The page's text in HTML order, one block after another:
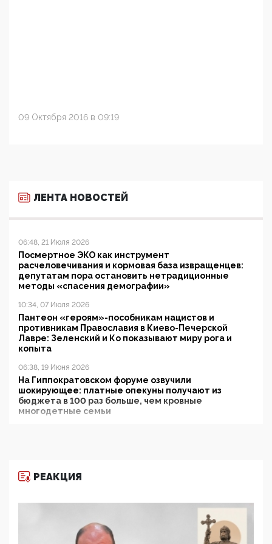
09 Октября 2016 в 09:19
ЛЕНТА НОВОСТЕЙ
06:48, 21 Июля 2026
Посмертное ЭКО как инструмент
расчеловечивания и кормовая база извращенцев:
депутатам пора остановить нетрадиционные
методы «спасения демографии»
10:34, 07 Июля 2026
Пантеон «героям»-пособникам нацистов и
противникам Православия в Киево-Печерской
Лавре: Зеленский и Ко показывают миру рога и
копыта
06:38, 19 Июня 2026
На Гиппократовском форуме озвучили
шокирующее: платные опекуны получают из
бюджета в 100 раз больше, чем кровные
многодетные семьи
11:53, 09 Июня 2026
деятельность ИИТО ЮНЕСКО в России, но
цифроглобалисты продолжают определять
повестку в образовании
РЕАКЦИЯ